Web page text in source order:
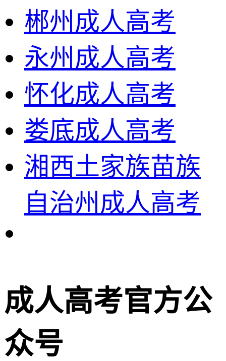
郴州成人高考
永州成人高考
怀化成人高考
娄底成人高考
湘西土家族苗族
自治州成人高考
成人高考官方公
众号